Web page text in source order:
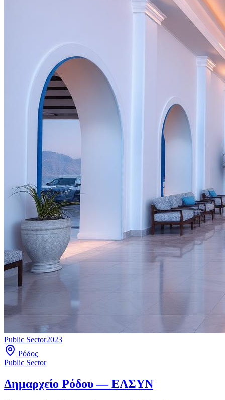
Public Sector2023
Ρόδος
Public Sector
Δημαρχείο Ρόδου — ΕΛΣΥΝ